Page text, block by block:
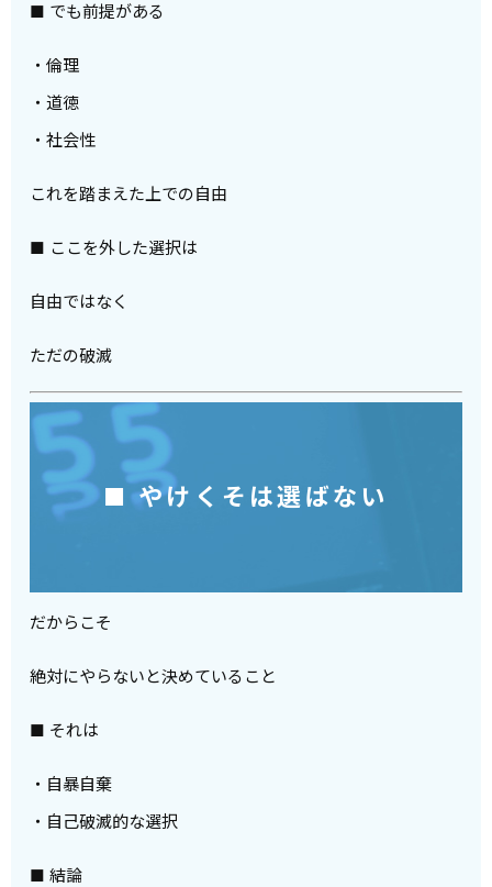
■ でも前提がある
・倫理
・道徳
・社会性
これを踏まえた上での自由
■ ここを外した選択は
自由ではなく
ただの破滅
■ やけくそは選ばない
だからこそ
絶対にやらないと決めていること
■ それは
・自暴自棄
・自己破滅的な選択
■ 結論